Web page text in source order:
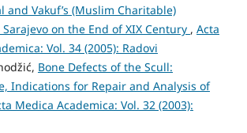
and Vakuf’s (Muslim Charitable)
on the End of XIX Century , Acta
Vol. 34 (2005): Radovi
Bone Defects of the Scull:
Indications for Repair and Analysis of
Medica Academica: Vol. 32 (2003):